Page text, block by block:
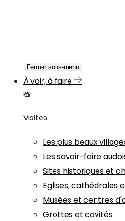
Fermer sous-menu
À voir, à faire
Visites
Les plus beaux
Les savoir-faire
Sites historiques et
Eglises, cathédrales
Musées et centres
Grottes et cavités